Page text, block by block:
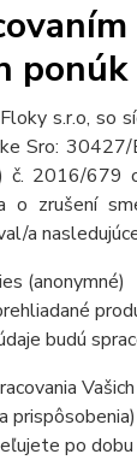
ponúk
s.r.o, so
Sro:
č. 2016/679
zrušení
a
(anonymné)
budú
po